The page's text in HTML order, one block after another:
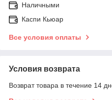
Наличными
Каспи Кьюар
Все условия оплаты
Условия возврата
Возврат товара в течение 14